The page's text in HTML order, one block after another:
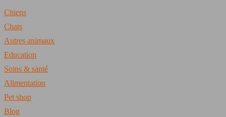
Chiens
Chats
Autres animaux
Education
Soins & santé
Alimentation
Pet shop
Blog